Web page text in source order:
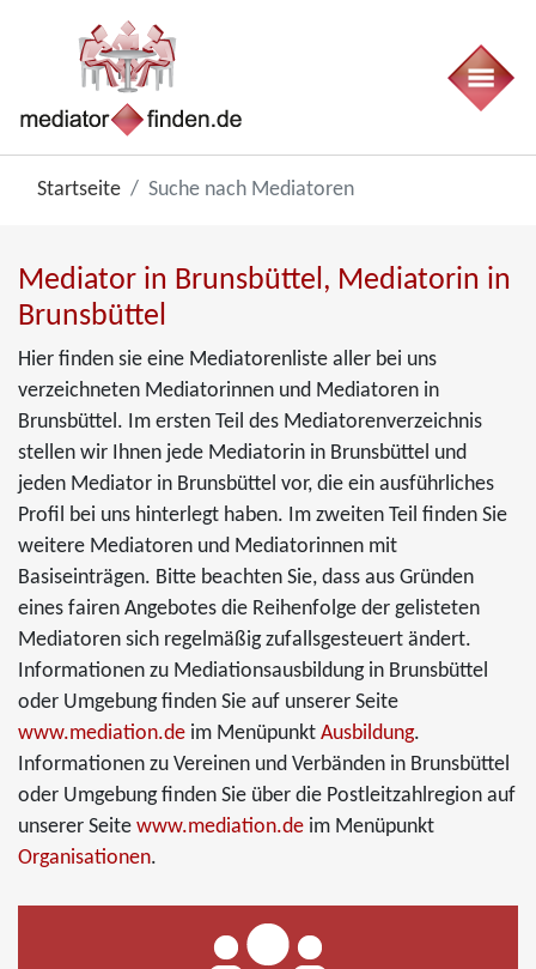
Startseite Suche nach Mediatoren
Mediator in Brunsbüttel, Mediatorin in
Brunsbüttel
Hier finden sie eine Mediatorenliste aller bei uns
verzeichneten Mediatorinnen und Mediatoren in
Brunsbüttel. Im ersten Teil des Mediatorenverzeichnis
stellen wir Ihnen jede Mediatorin in Brunsbüttel und
jeden Mediator in Brunsbüttel vor, die ein ausführliches
Profil bei uns hinterlegt haben. Im zweiten Teil finden Sie
weitere Mediatoren und Mediatorinnen mit
Basiseinträgen. Bitte beachten Sie, dass aus Gründen
eines fairen Angebotes die Reihenfolge der gelisteten
Mediatoren sich regelmäßig zufallsgesteuert ändert.
Informationen zu Mediationsausbildung in Brunsbüttel
oder Umgebung finden Sie auf unserer Seite
www.mediation.de im Menüpunkt Ausbildung.
Informationen zu Vereinen und Verbänden in Brunsbüttel
oder Umgebung finden Sie über die Postleitzahlregion auf
unserer Seite www.mediation.de im Menüpunkt
Organisationen.